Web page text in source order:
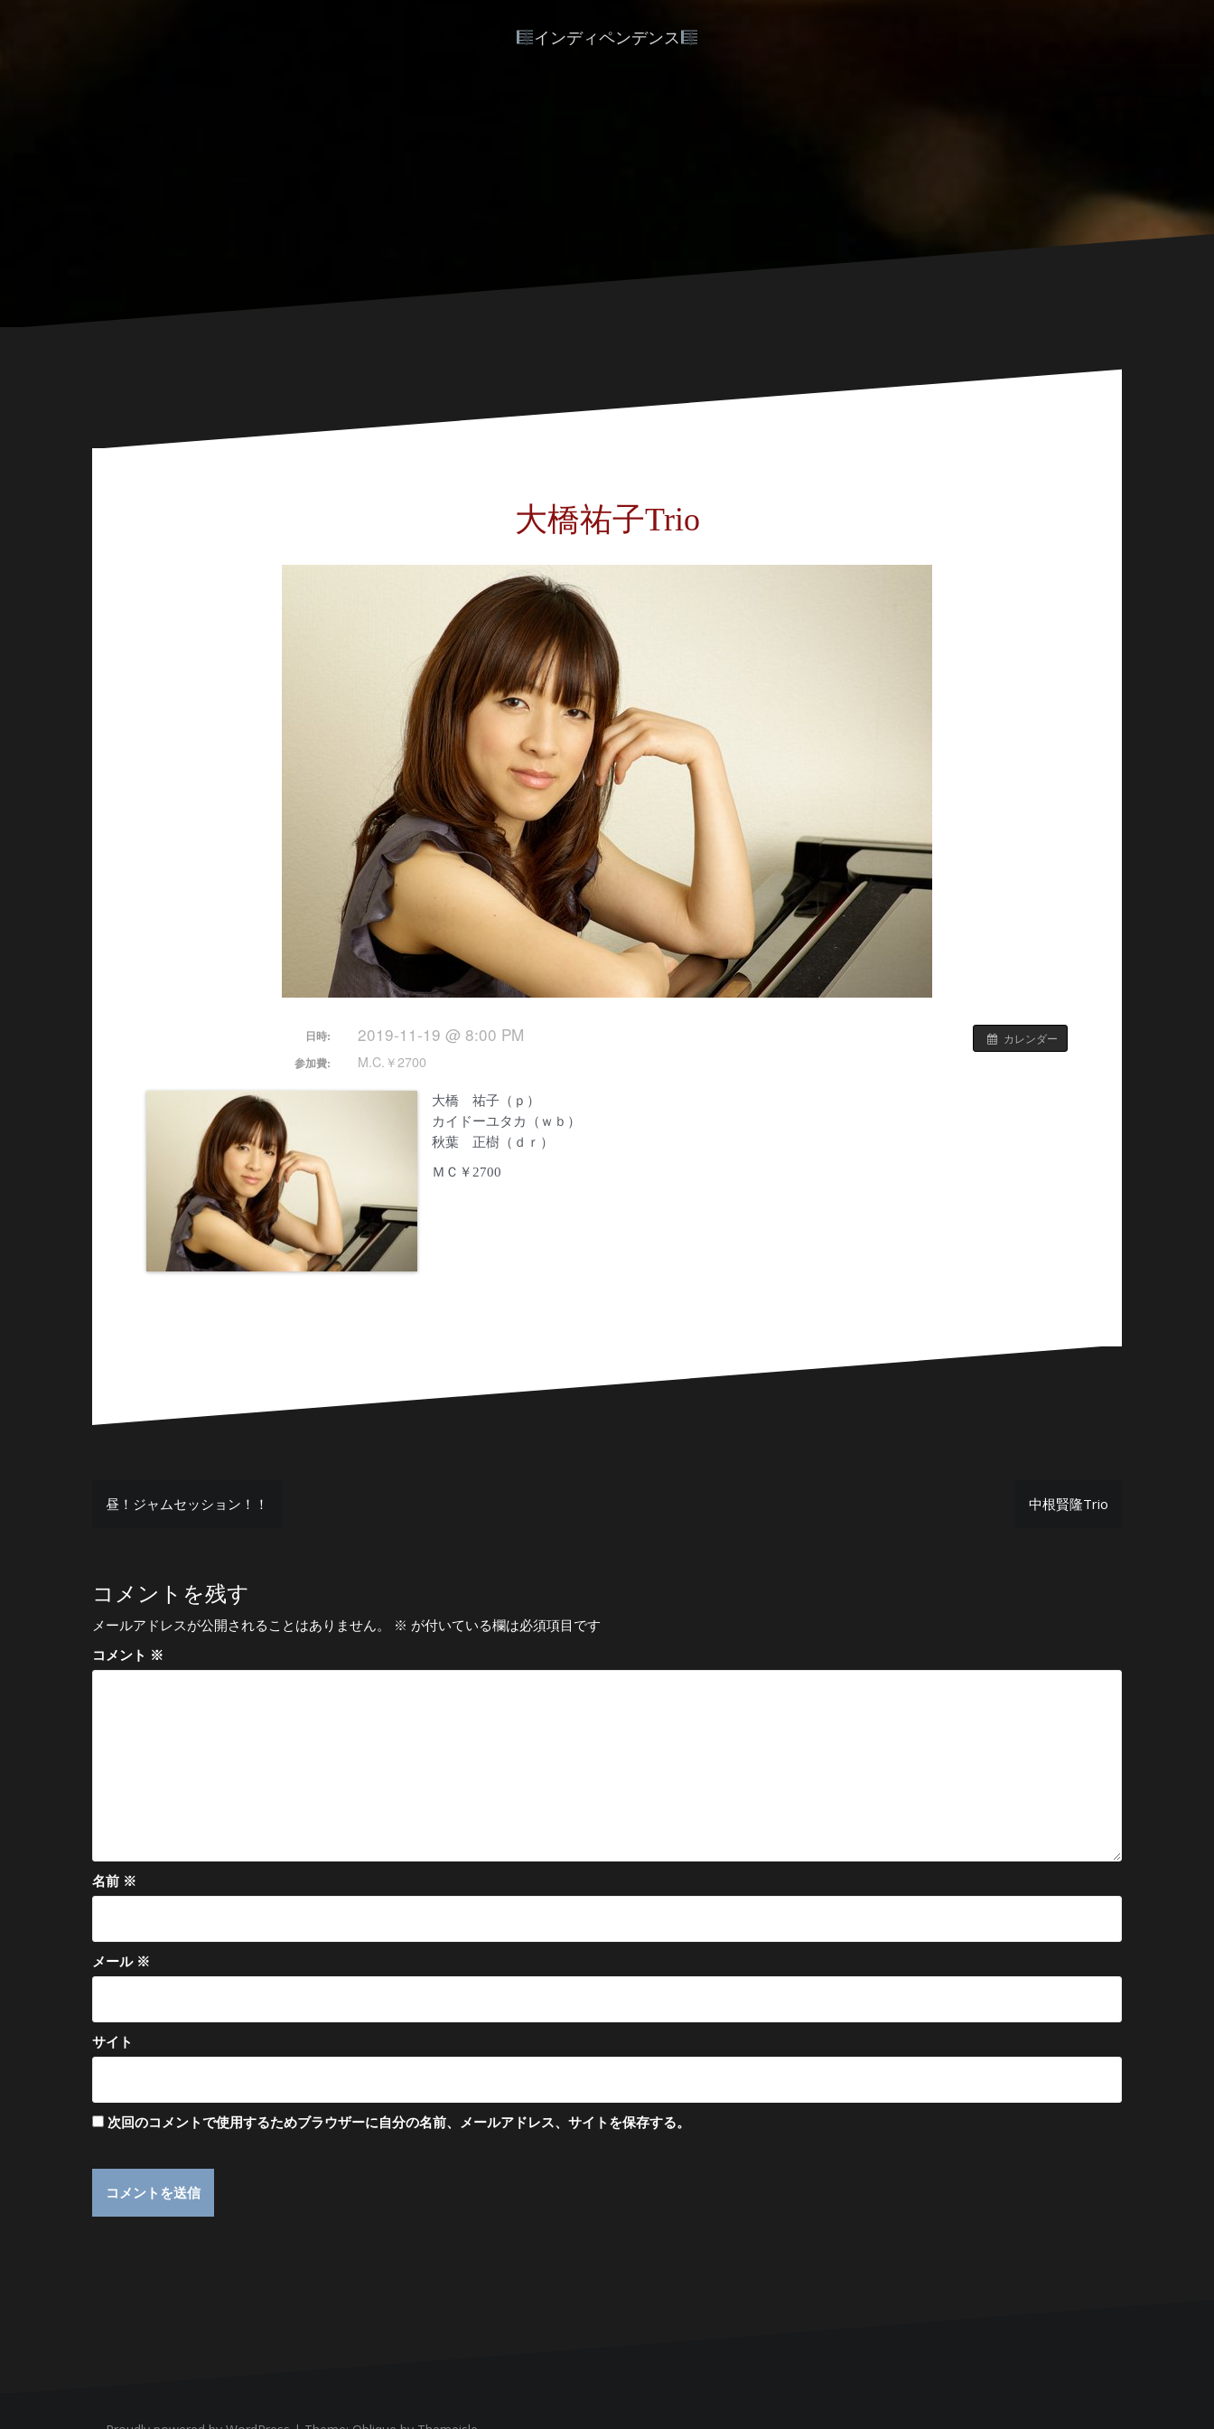
インディペンデンス
大橋祐子Trio
カレンダー
日時: 2019-11-19 @ 8:00 PM
参加費: M.C.￥2700
大橋 祐子（ｐ）
カイドーユタカ（ｗｂ）
秋葉 正樹（ｄｒ）
ＭＣ￥2700
投
ビ
ゲ
ー
シ
昼！ジャムセッション！！ 中根賢隆Trio
コメントを残す
メールアドレスが公開されることはありません。 ※ が付いている欄は必須項目です
コメント ※
名前 ※
メール ※
サイト
次回のコメントで使用するためブラウザーに自分の名前、メールアドレス、サイトを保存する。